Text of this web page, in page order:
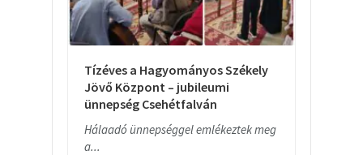
Tízéves a Hagyományos Székely
Jövő Központ – jubileumi
ünnepség Csehétfalván
Hálaadó ünnepséggel emlékeztek meg
a...